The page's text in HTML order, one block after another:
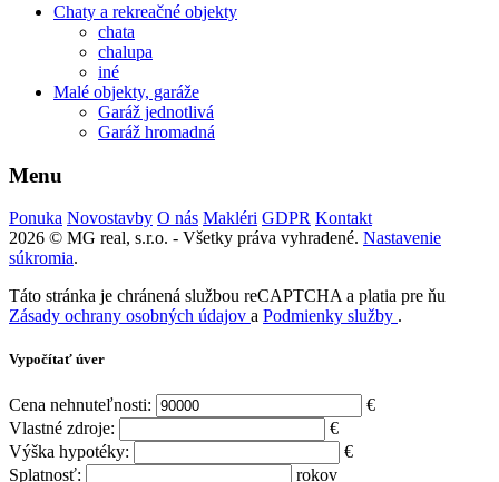
Chaty a rekreačné objekty
chata
chalupa
iné
Malé objekty, garáže
Garáž jednotlivá
Garáž hromadná
Menu
Ponuka Novostavby O nás Makléri GDPR Kontakt
2026 © MG real, s.r.o. - Všetky práva vyhradené. Nastavenie
súkromia.
Táto stránka je chránená službou reCAPTCHA a platia pre ňu
Zásady ochrany osobných údajov a Podmienky služby .
Vypočítať úver
Cena nehnuteľnosti:
€
Vlastné zdroje:
€
Výška hypotéky:
€
Splatnosť:
rokov